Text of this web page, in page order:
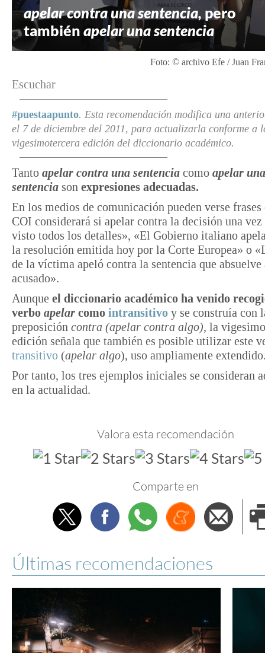
apelar contra una sentencia, pero
también apelar una sentencia
Foto: © archivo Efe / Juan
Escuchar
#puestaapunto. Esta recomendación modifica una
el 7 de diciembre del 2011, para actualizarla conforme a
vigesimotercera edición del diccionario académico.
Tanto apelar contra una sentencia como apelar una
sentencia son expresiones adecuadas.
En los medios de comunicación pueden verse
COI considerará si apelar contra la decisión una vez
visto todos los detalles», «El Gobierno italiano
la resolución emitida hoy por la Corte Europea» o
de la víctima apeló contra la sentencia que absuelve
acusado».
Aunque el diccionario académico ha venido
verbo apelar como intransitivo y se construía con
preposición contra (apelar contra algo), la
edición señala que también es posible utilizar este
transitivo (apelar algo), uso ampliamente
Por tanto, los tres ejemplos iniciales se consideran
en la actualidad.
Valora esta recomendación
Comparte en
TwitterFacebookWhatsappMenéame
Últimas recomendaciones